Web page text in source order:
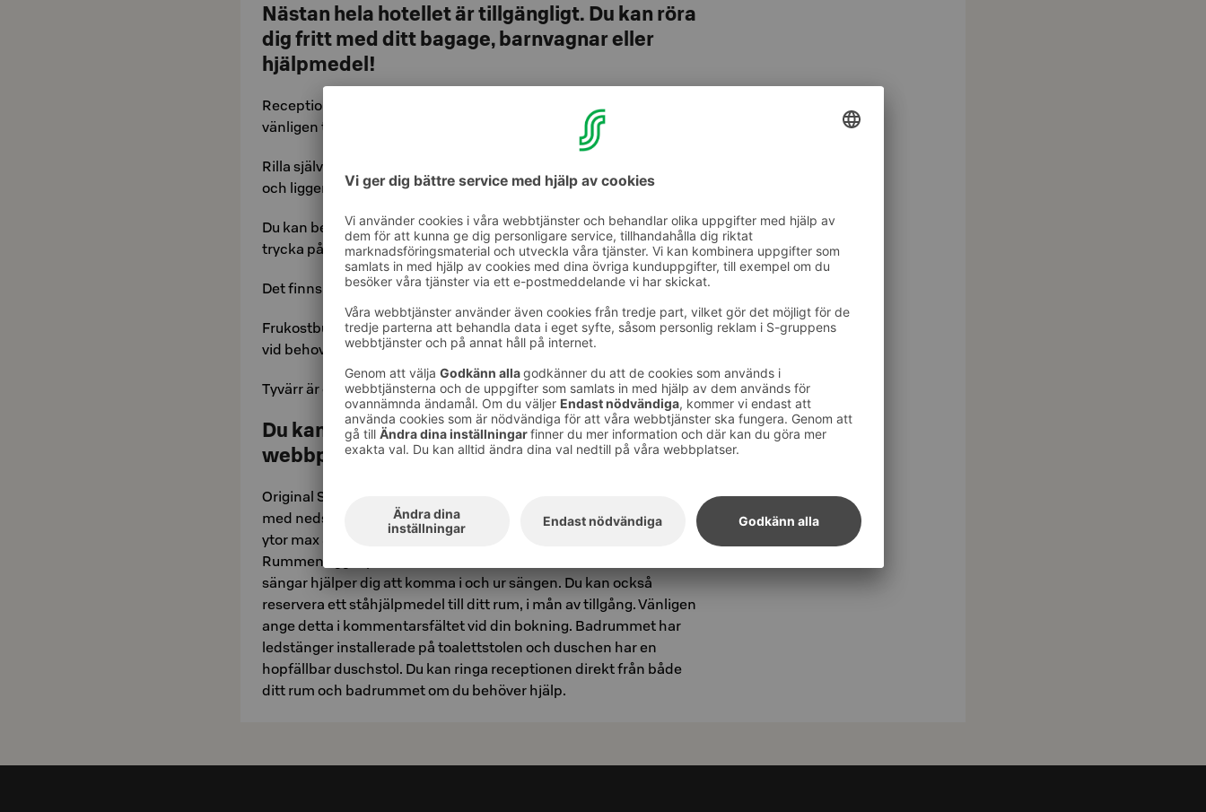
Nästan hela hotellet är tillgängligt. Du kan röra
dig fritt med ditt bagage, barnvagnar eller
hjälpmedel!
Receptionen är tillgänglig dygnet runt. Mellan 13:00 och 21:00,
vänligen ta ett nummer i receptionen!
Rilla självbetjäningskioskers skärm är tillgänglig (80-100 cm hög)
och ligger nära trappan i receptionen.
Du kan beställa hiss för att komma till vår restaurang genom att
trycka på hissknapp 2!
Det finns en liten tröskel (2,5 cm) vid poolen och mötesrummen.
Frukostbufféborden är 90 cm höga. Vår personal hjälper dig gärna
vid behov.
Tyvärr är det inte möjligt att komma till gymmet.
Du kan boka ett tillgängligt rum direkt på vår
webbplats!
Original Sokos Hotel President har fem rum avsedda för personer
med nedsatt rörlighet. I våra tillgänglighetsanpassade rum är alla
ytor max 80 cm höga och dörröppningarna är 90 cm breda.
Rummen ligger precis bredvid hissen. Två motoriserade Famillon-
sängar hjälper dig att komma i och ur sängen. Du kan också
reservera ett ståhjälpmedel till ditt rum, i mån av tillgång. Vänligen
ange detta i kommentarsfältet vid din bokning. Badrummet har
ledstänger installerade på toalettstolen och duschen har en
hopfällbar duschstol. Du kan ringa receptionen direkt från både
ditt rum och badrummet om du behöver hjälp.